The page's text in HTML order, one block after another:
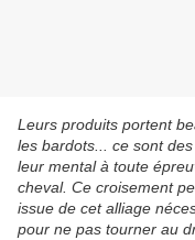
Leurs produits portent
les bardots... ce sont
leur mental à toute
cheval. Ce croisement
issue de cet alliage
pour ne pas tourner au